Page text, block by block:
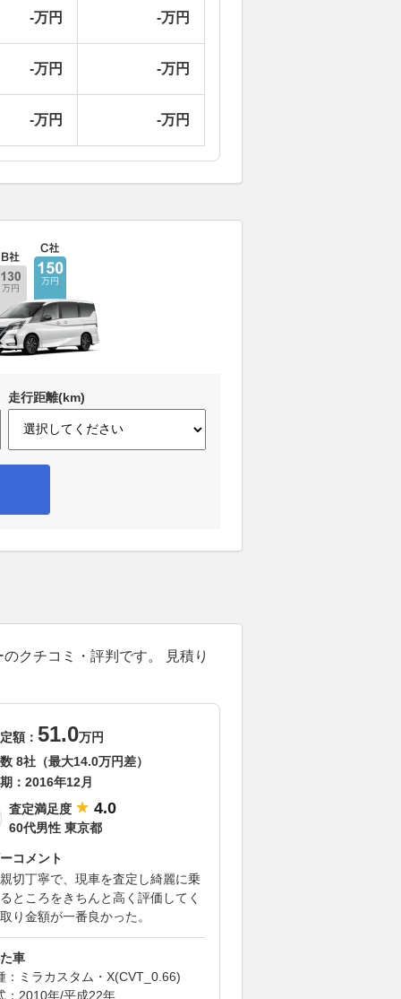
-万円 -万円
-万円 -万円
-万円 -万円
走行距離(km)
クチコミ・評判です。 見積り
額： 51.0万円
8社（最大14.0万円差）
： 2016年12月
査定満足度
4.0
60代男性 東京都
コメント
切丁寧で、現車を査定し綺麗に乗
ところをきちんと高く評価してく
り金額が一番良かった。
車
：ミラカスタム・X(CVT_0.66)
：2010年/平成22年